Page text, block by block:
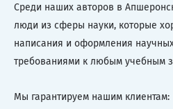
Среди наших авторов в
люди из сферы науки, которые
написания и оформления
требованиями к любым учебным
Мы гарантируем нашим клиентам: